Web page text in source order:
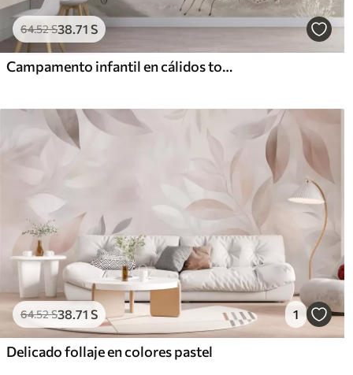
64.52S38 .71 S
Campamento infantil en cálidos tonos beige, con tienda de campaña y animales del bosque
64.52S38.71 S 1
Delicado follaje en colores pastel